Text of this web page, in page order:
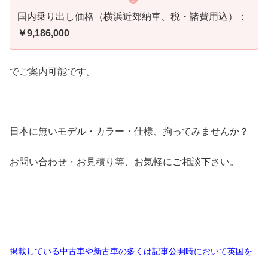
国内乗り出し価格（横浜近郊納車、税・諸費用込）：
￥9,186,000
でご案内可能です。
日本に無いモデル・カラー・仕様、拘ってみませんか？
お問い合わせ・お見積り等、お気軽にご相談下さい。
掲載している中古車や新古車の多くは記事公開時において英国を